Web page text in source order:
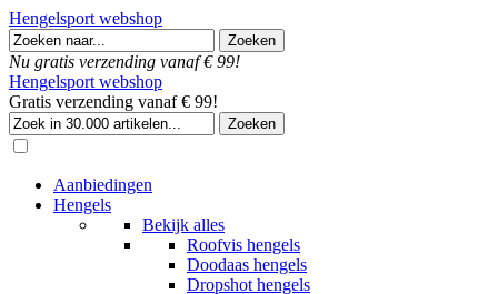
Hengelsport webshop
Nu gratis verzending vanaf € 99!
Hengelsport webshop
Gratis verzending vanaf € 99!
Aanbiedingen
Hengels
Bekijk alles
Roofvis hengels
Doodaas hengels
Dropshot hengels